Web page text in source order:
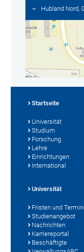
Hubland Nord,
Startseite
Universität
Studium
Forschung
Lehre
Einrichtungen
International
Universität
Fristen und
Studienangebot
Nachrichten
Karriereportal
Beschäftigte